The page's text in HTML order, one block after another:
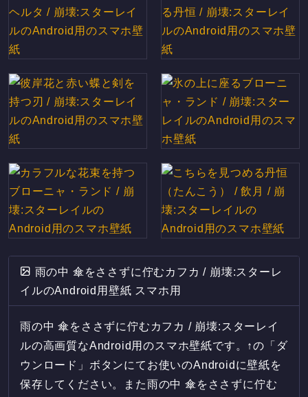
雨の中 傘をささずに佇むカフカ / 崩壊:スターレ
イルのAndroid用壁紙 スマホ用
雨の中 傘をささずに佇むカフカ / 崩壊:スターレイ
ルの高画質なAndroid用のスマホ壁紙です。↑の「ダ
ウンロード」ボタンにてお使いのAndroidに壁紙を
保存してください。また雨の中 傘をささずに佇む